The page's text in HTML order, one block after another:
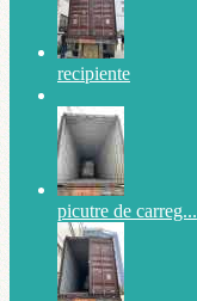
recipiente
picutre de carreg...